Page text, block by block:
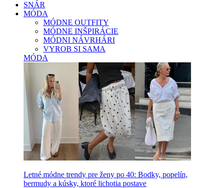
SNÁR
MÓDA
MÓDNE OUTFITY
MÓDNE INŠPIRÁCIE
MÓDNI NÁVRHÁRI
VYROB SI SAMA
MÓDA
Letné módne trendy pre ženy po 40: Bodky, popelín,
bermudy a kúsky, ktoré lichotia postave